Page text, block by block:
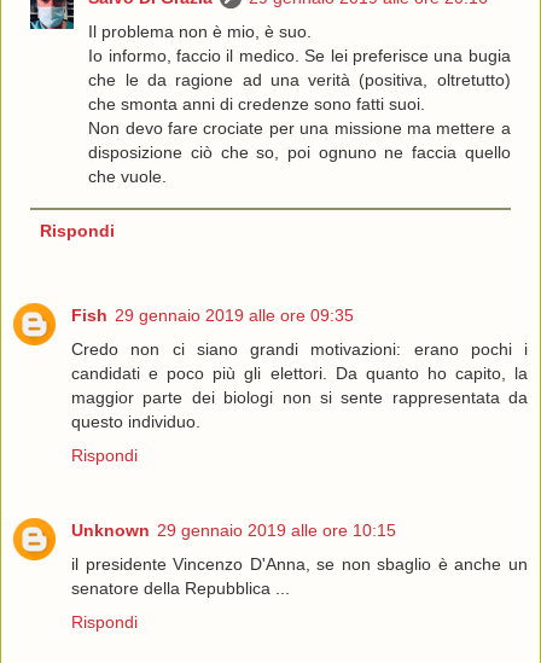
Il problema non è mio, è suo.
Io informo, faccio il medico. Se lei preferisce una bugia
che le da ragione ad una verità (positiva, oltretutto)
che smonta anni di credenze sono fatti suoi.
Non devo fare crociate per una missione ma mettere a
disposizione ciò che so, poi ognuno ne faccia quello
che vuole.
Rispondi
Fish 29 gennaio 2019 alle ore 09:35
Credo non ci siano grandi motivazioni: erano pochi i
candidati e poco più gli elettori. Da quanto ho capito, la
maggior parte dei biologi non si sente rappresentata da
questo individuo.
Rispondi
Unknown 29 gennaio 2019 alle ore 10:15
il presidente Vincenzo D'Anna, se non sbaglio è anche un
senatore della Repubblica ...
Rispondi